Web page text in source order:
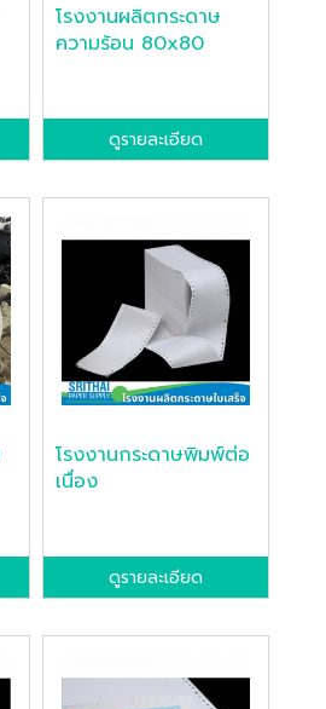
โรงงานผลิตกระดาษ
ความร้อน 80x80
ดูรายละเอียด
โรงงานกระดาษพิมพ์ต่อ
เนื่อง
ดูรายละเอียด